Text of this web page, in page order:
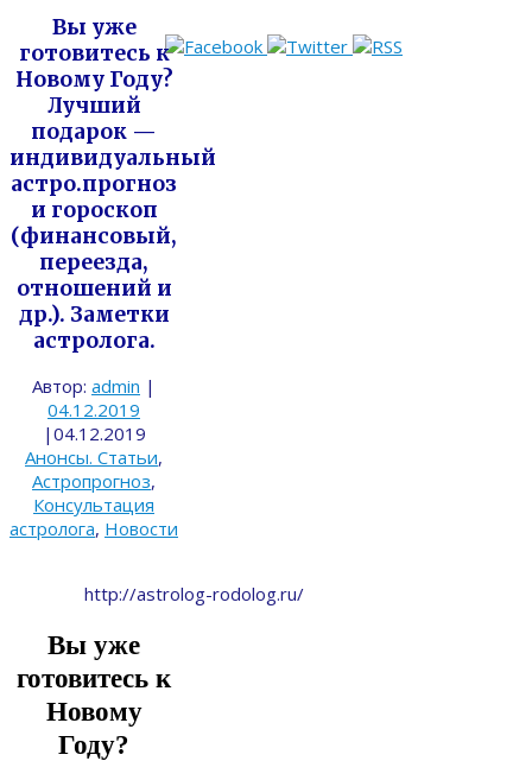
Вы уже
готовитесь к
Новому Году?
Лучший
подарок —
индивидуальный
астро.прогноз
и гороскоп
(финансовый,
переезда,
отношений и
др.). Заметки
астролога.
Автор: admin |
04.12.2019
| 04.12.2019
Анонсы. Статьи,
Астропрогноз,
Консультация
астролога, Новости
http://astrolog-rodolog.ru/
Вы уже
готовитесь к
Новому
Году?